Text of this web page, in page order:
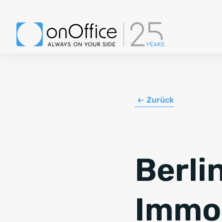
Zurück